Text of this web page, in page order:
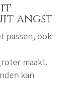
angst
passen, ook
maakt.
kan